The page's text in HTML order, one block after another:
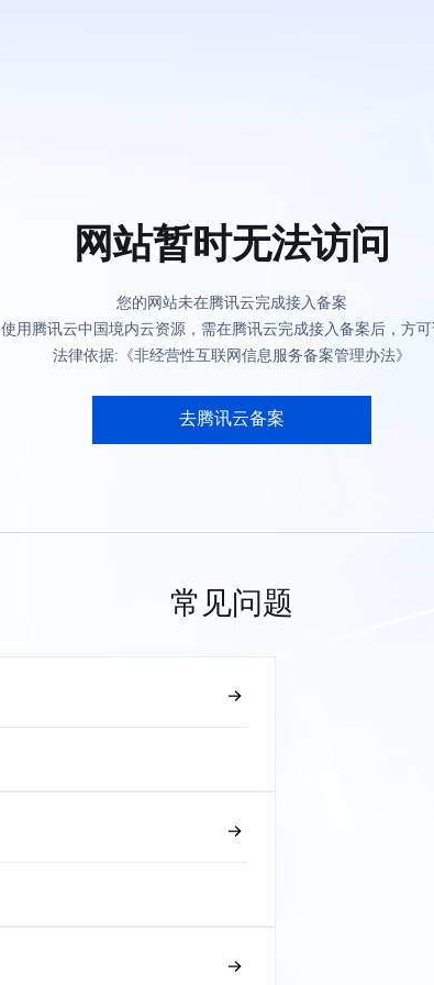
网站暂时无法访问
您的网站未在腾讯云完成接入备案
使用腾讯云中国境内云资源，需在腾讯云完成接入备案后，方
法律依据:《非经营性互联网信息服务备案管理办法》
去腾讯云备案
常见问题